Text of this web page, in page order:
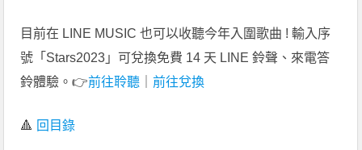
目前在 LINE MUSIC 也可以收聽今年入圍歌曲 ! 輸入序
號「Stars2023」可兌換免費 14 天 LINE 鈴聲、來電答
鈴體驗。👉前往聆聽 ｜前往兌換
🔺 回目錄